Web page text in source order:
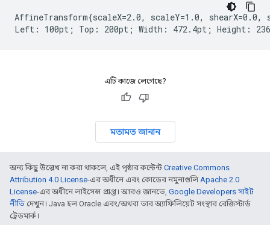
AffineTransform{scaleX=2.0, scaleY=1.0,
এটি কাজে লেগেছে?
মতামত জানান
অন্য কিছু উল্লেখ না করা থাকলে, এই পৃষ্ঠার কন্টেন্ট Creative Commons
Attribution 4.0 License-এর অধীনে এবং কোডের নমুনাগুলিApache 2.0
License-এর অধীনে লাইসেন্স প্রাপ্ত। আরও জানতে, Google Developers সাইট
নীতি দেখুন। Java হল Oracle এবং/অথবা তার অ্যাফিলিয়েট সংস্থার রেজিস্টার্ড
ট্রেডমার্ক।